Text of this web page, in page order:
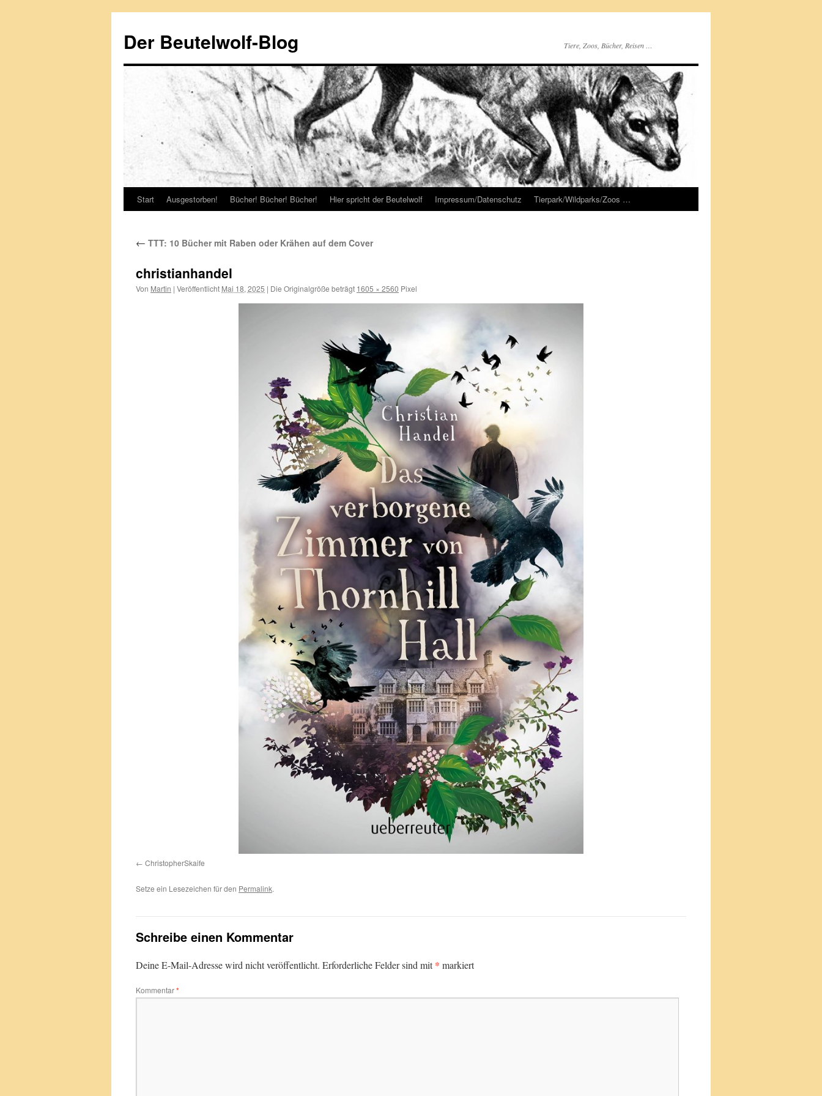
springen
Der Beutelwolf-Blog Tiere, Zoos, Bücher, Reisen …
Start Ausgestorben! Bücher! Bücher! Bücher! Hier spricht der Beutelwolf Impressum/Datenschutz Tierpark/Wildparks/Zoos …
← TTT: 10 Bücher mit Raben oder Krähen auf dem Cover
christianhandel
Von Martin | Veröffentlicht Mai 18, 2025 | Die Originalgröße beträgt 1605 × 2560 Pixel
ChristopherSkaife
Setze ein Lesezeichen für den Permalink.
Schreibe einen Kommentar
Deine E-Mail-Adresse wird nicht veröffentlicht. Erforderliche Felder sind mit* markiert
Kommentar*